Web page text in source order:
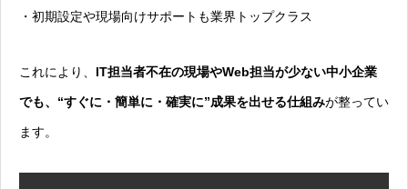
・初期設定や現場向けサポートも業界トップクラス
これにより、 IT担当者不在の現場やWeb担当が少ない中小企業
でも、“すぐに・簡単に・確実に”成果を出せる仕組みが整ってい
ます。